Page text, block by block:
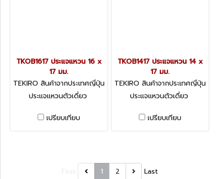
TKOB1617 ประแจแหวน 16 x
17 มม.
TEKIRO สินค้าจากประเทศญี่ปุ่น
TKOB1617
ประแจแหวนตัวเดี่ยว
เปรียบเทียบ
TKOB1417 ประแจแหวน 14 x
17 มม.
TEKIRO สินค้าจากประเทศญี่ปุ่น
TKOB1417
ประแจแหวนตัวเดี่ยว
เปรียบเทียบ
1 2 Last